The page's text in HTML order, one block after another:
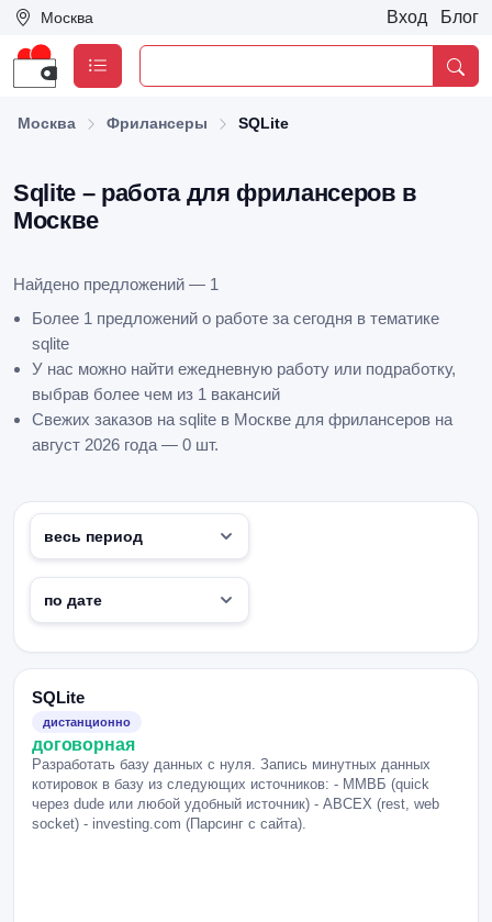
Москва Вход Блог
Москва Фрилансеры SQLite
Sqlite – работа для фрилансеров в
Москве
Найдено предложений — 1
Более 1 предложений о работе за сегодня в тематике
sqlite
У нас можно найти ежедневную работу или подработку,
выбрав более чем из 1 вакансий
Свежих заказов на sqlite в Москве для фрилансеров на
август 2026 года — 0 шт.
SQLite
дистанционно
договорная
Разработать базу данных с нуля. Запись минутных данных
котировок в базу из следующих источников: - ММВБ (quick
через dude или любой удобный источник) - ABCEX (rest, web
socket) - investing.com (Парсинг с сайта).